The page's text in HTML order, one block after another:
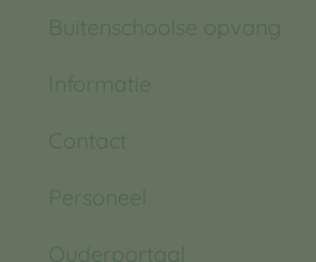
Buitenschoolse opvang
Informatie
Contact
Personeel
Ouderportaal